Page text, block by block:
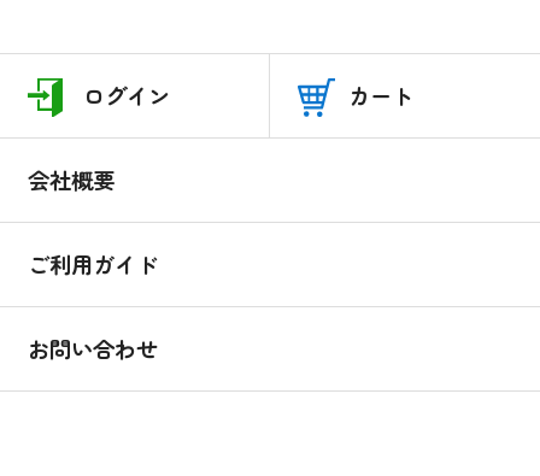
ログイン カート
会社概要
ご利用ガイド
お問い合わせ